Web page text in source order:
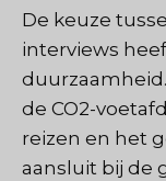
De keuze
interviews
de CO2-
reizen en het
aansluit bij de